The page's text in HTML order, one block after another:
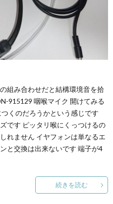
組み合わせだと結構環境音を拾
915129 咽喉マイク 開けてみる
くのだろうかという感じです
です ピッタリ喉にくっつけるの
れません イヤフォンは単なるエ
と交換は出来ないです 端子が4
続きを読む